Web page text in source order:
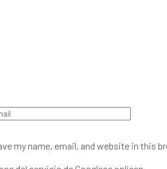
my name, email, and website in this